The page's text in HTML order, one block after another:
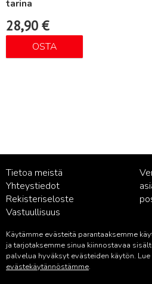
tarina
28,90 €
OSTA
Tietoa meistä
Yhteystiedot
Rekisteriseloste
Vastuullisuus
Kustantamon asiakaspalvelu:
palvelu@readme.fi
Käytämme evästeitä parantaaksemme
ja tarjotaksemme sinua kiinnostavaa
palvelua hyväksyt evästeiden käytön. Lue
evästekäytännöstämme.